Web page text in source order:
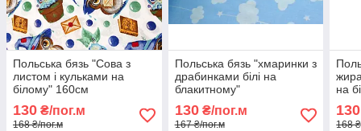
Польська бязь "Сова з
листом і кульками на
білому" 160см
130 ₴/пог.м
168 ₴/пог.м
Польська бязь "хмаринки з
драбинками білі на
блакитному"
130₴/пог.м
167 ₴/пог.м
на
130
168